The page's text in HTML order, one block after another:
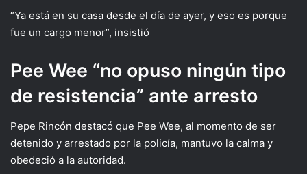
“Ya está en su casa desde el día de ayer, y eso es porque
fue un cargo menor”, insistió
Pee Wee “no opuso ningún tipo
de resistencia” ante arresto
Pepe Rincón destacó que Pee Wee, al momento de ser
detenido y arrestado por la policía, mantuvo la calma y
obedeció a la autoridad.